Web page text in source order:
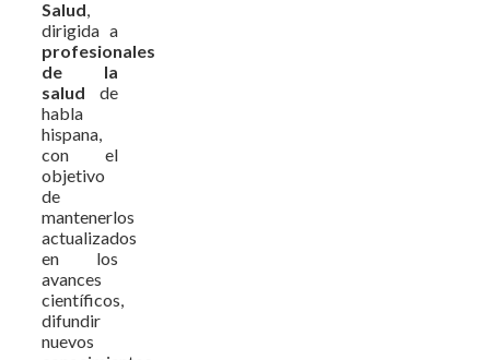
Salud
dirigida a
profesionales
de la
salud de
habla
hispana,
con el
objetivo
de
mantenerlos
actualizados
en los
avances
científicos,
difundir
nuevos